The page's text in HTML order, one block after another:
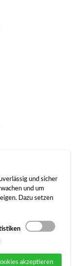
und sicher
und um
Dazu setzen
akzeptieren